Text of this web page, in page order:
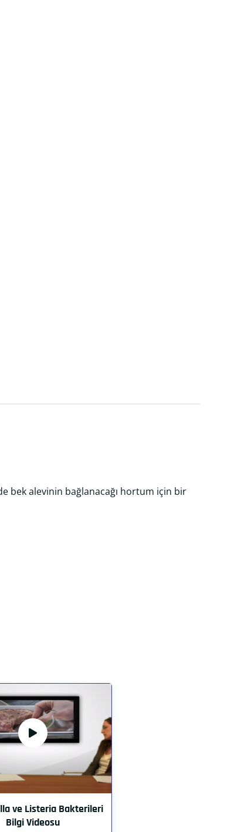
bek alevinin bağlanacağı hortum için bir
ve Listeria Bakterileri
Bilgi Videosu